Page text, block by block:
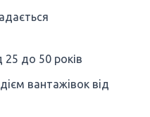
25 до 50 років
вантажiвок вiд